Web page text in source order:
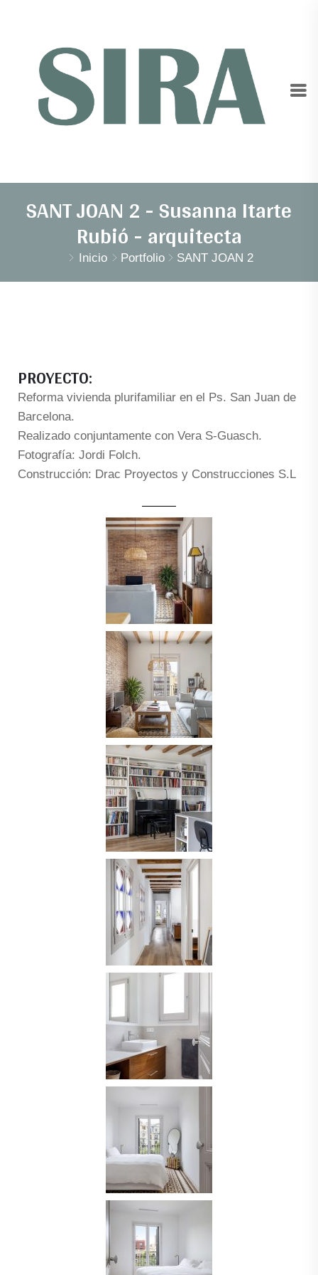
SANT JOAN 2 - Susanna Itarte
Rubió - arquitecta
Inicio Portfolio SANT JOAN 2
PROYECTO:
Reforma vivienda plurifamiliar en el Ps. San Juan de
Barcelona.
Realizado conjuntamente con Vera S-Guasch.
Fotografía: Jordi Folch.
Construcción: Drac Proyectos y Construcciones S.L